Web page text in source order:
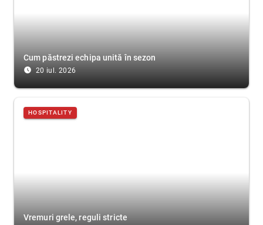
Cum păstrezi echipa unită în sezon
access_time_filled 20 iul. 2026
HOSPITALITY
Vremuri grele, reguli stricte